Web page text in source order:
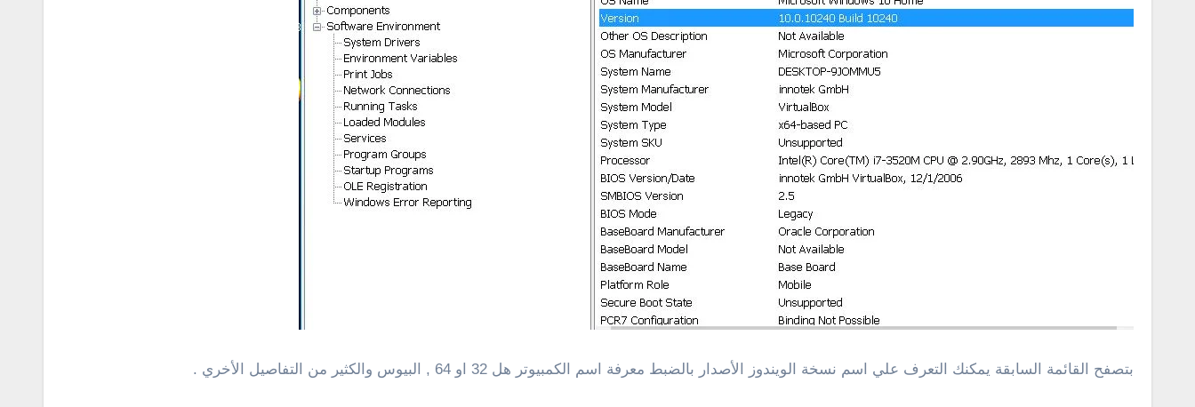
بتصفح القائمة السابقة يمكنك التعرف علي اسم نسخة الويندوز الأصدار بالضبط معرفة اسم الكمبيوتر هل 32 او 64 , البيوس والكثير من التفاصيل الأخري .